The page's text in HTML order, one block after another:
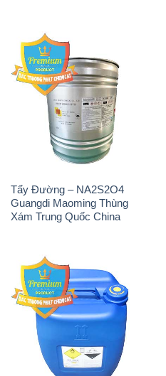
Tẩy Đường – NA2S2O4
Guangdi Maoming Thùng
Xám Trung Quốc China